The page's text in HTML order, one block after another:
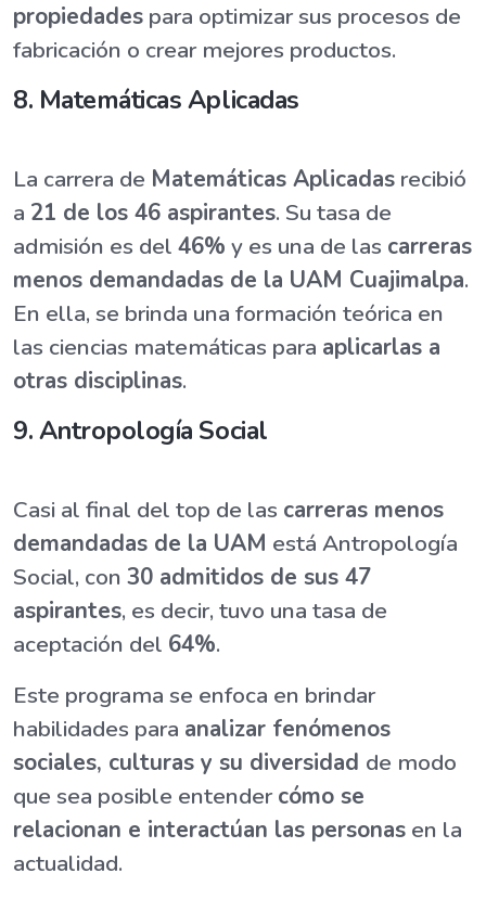
propiedades para optimizar sus procesos de
fabricación o crear mejores productos.
8. Matemáticas Aplicadas
La carrera de Matemáticas Aplicadas recibió
a 21 de los 46 aspirantes. Su tasa de
admisión es del 46% y es una de las carreras
menos demandadas de la UAM Cuajimalpa.
En ella, se brinda una formación teórica en
las ciencias matemáticas para aplicarlas a
otras disciplinas.
9. Antropología Social
Casi al final del top de las carreras menos
demandadas de la UAM está Antropología
Social, con 30 admitidos de sus 47
aspirantes, es decir, tuvo una tasa de
aceptación del 64%.
Este programa se enfoca en brindar
habilidades para analizar fenómenos
sociales, culturas y su diversidad de modo
que sea posible entendercómo se
relacionan e interactúan las personas en la
actualidad.